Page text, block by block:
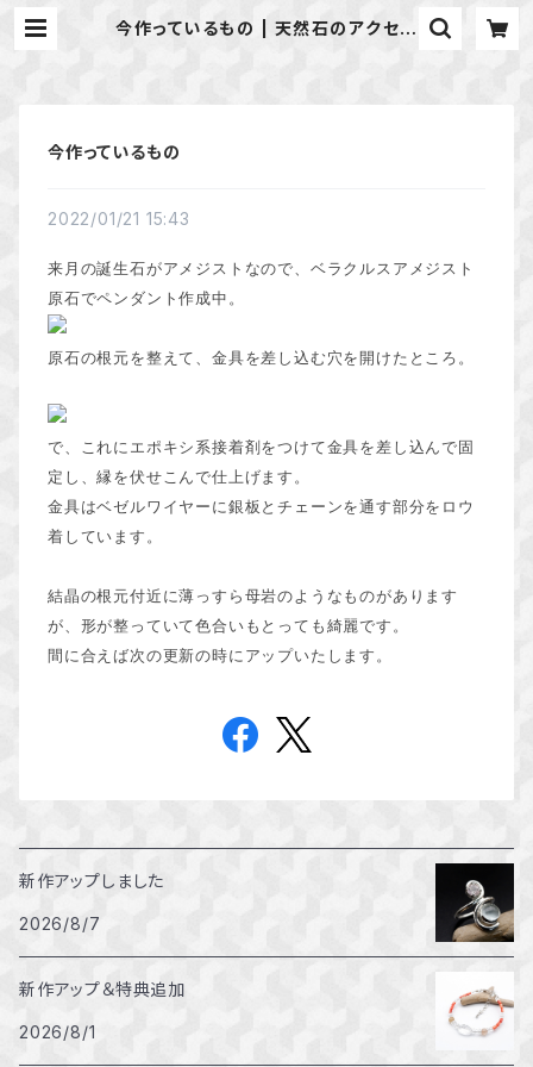
今作っているもの | 天然石のアクセサ
今作っているもの
2022/01/21 15:43
来月の誕生石がアメジストなので、ベラクルスアメジスト
原石でペンダント作成中。
原石の根元を整えて、金具を差し込む穴を開けたところ。
で、これにエポキシ系接着剤をつけて金具を差し込んで固
定し、縁を伏せこんで仕上げます。
金具はベゼルワイヤーに銀板とチェーンを通す部分をロウ
着しています。
結晶の根元付近に薄っすら母岩のようなものがあります
が、形が整っていて色合いもとっても綺麗です。
間に合えば次の更新の時にアップいたします。
新作アップしました
2026/8/7
新作アップ＆特典追加
2026/8/1